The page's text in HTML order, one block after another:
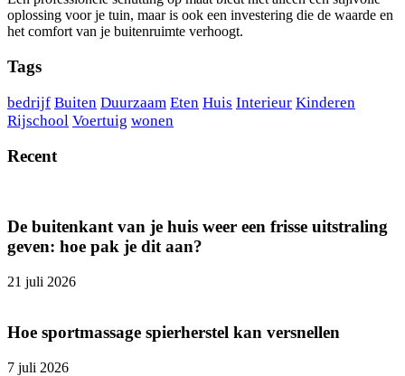
oplossing voor je tuin, maar is ook een investering die de waarde en
het comfort van je buitenruimte verhoogt.
Tags
bedrijf Buiten Duurzaam Eten Huis Interieur Kinderen
Rijschool Voertuig wonen
Recent
De buitenkant van je huis weer een frisse uitstraling
geven: hoe pak je dit aan?
21 juli 2026
Hoe sportmassage spierherstel kan versnellen
7 juli 2026